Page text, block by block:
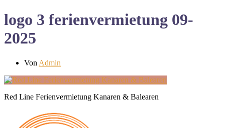
logo 3 ferienvermietung 09-
2025
Von Admin
Red Line Ferienvermietung Kanaren & Balearen